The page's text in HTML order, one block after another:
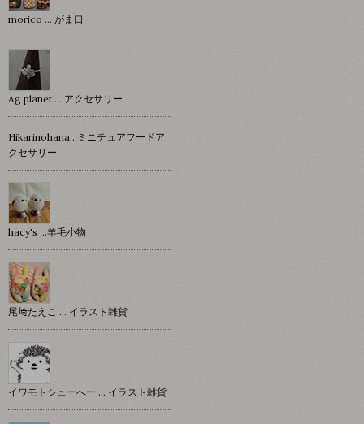
morico … がま口
Ag planet … アクセサリー
Hikarinohana…ミニチュアフードア
クセサリー
hacy's …羊毛小物
尾﨑たえこ … イラスト雑貨
イワモトシューへー … イラスト雑貨